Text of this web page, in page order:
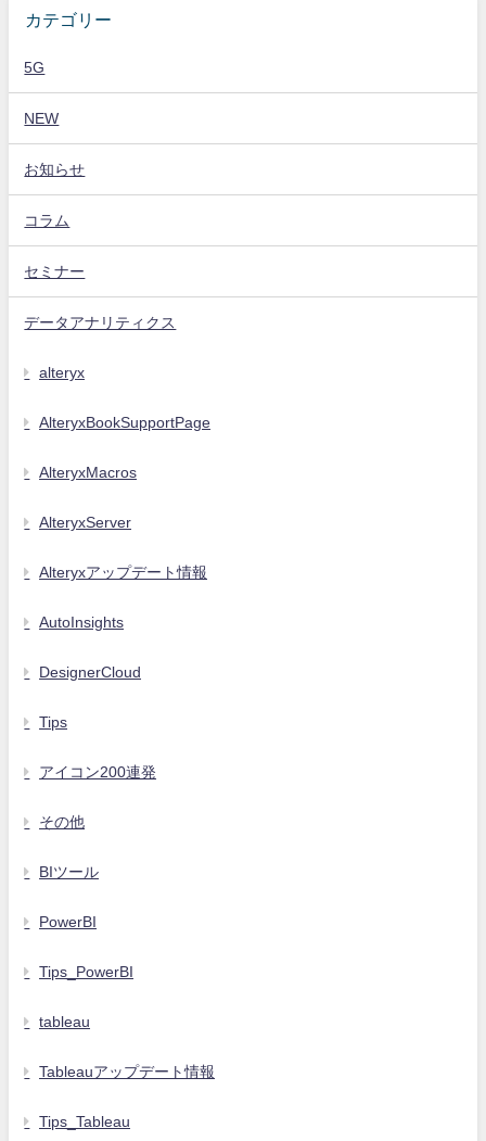
カテゴリー
5G
NEW
お知らせ
コラム
セミナー
データアナリティクス
alteryx
AlteryxBookSupportPage
AlteryxMacros
AlteryxServer
Alteryxアップデート情報
AutoInsights
DesignerCloud
Tips
アイコン200連発
その他
BIツール
PowerBI
Tips_PowerBI
tableau
Tableauアップデート情報
Tips_Tableau